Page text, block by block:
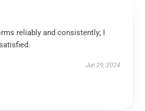
reliably and consistently; I
Jun 29, 2024